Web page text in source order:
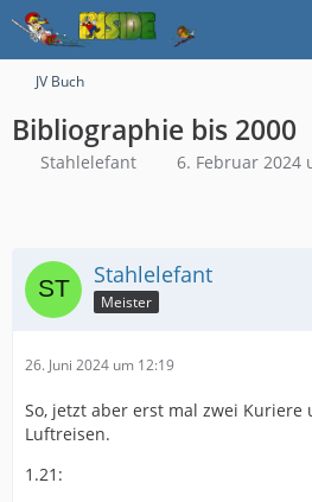
JV Buch
Bibliographie bis 2000
Stahlelefant 6. Februar 2024
Stahlelefant
Meister
26. Juni 2024 um 12:19
So, jetzt aber erst mal zwei Kuriere
Luftreisen.
1.21: